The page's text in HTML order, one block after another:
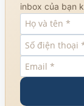
inbox của bạn